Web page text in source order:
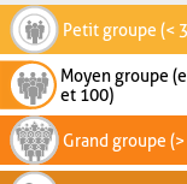
Petit groupe (<
Moyen groupe
et 100)
Grand groupe